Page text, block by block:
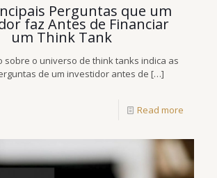
Perguntas que um
faz Antes de Financiar
um Think Tank
sobre o universo de think tanks indica as
de um investidor antes de […]
Read more